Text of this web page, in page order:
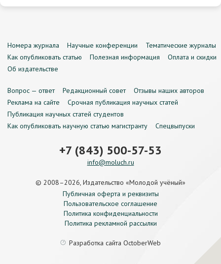
Номера журнала Научные конференции
Тематические журналы
Как опубликовать статью
Полезная информация
Оплата и скидки
Об издательстве
Вопрос — ответ Редакционный совет
Отзывы наших авторов
Реклама на сайте
Срочная публикация научных статей
Публикация научных статей студентов
Как опубликовать научную статью магистранту
Спецвыпуски
+7 (843) 500-57-53
info@moluch.ru
© 2008–2026, Издательство «Молодой учёный»
Публичная оферта и реквизиты
Пользовательское соглашение
Политика конфиденциальности
Политика рекламной рассылки
Разработка сайта OctoberWeb